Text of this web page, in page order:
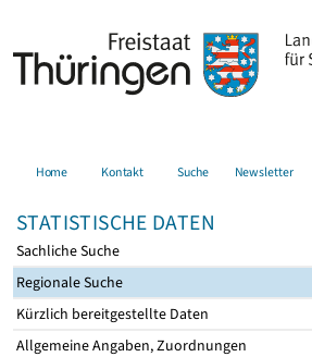
Home Kontakt Suche Newsletter
STATISTISCHE DATEN
Sachliche Suche
Regionale Suche
Kürzlich bereitgestellte Daten
Allgemeine Angaben, Zuordnungen